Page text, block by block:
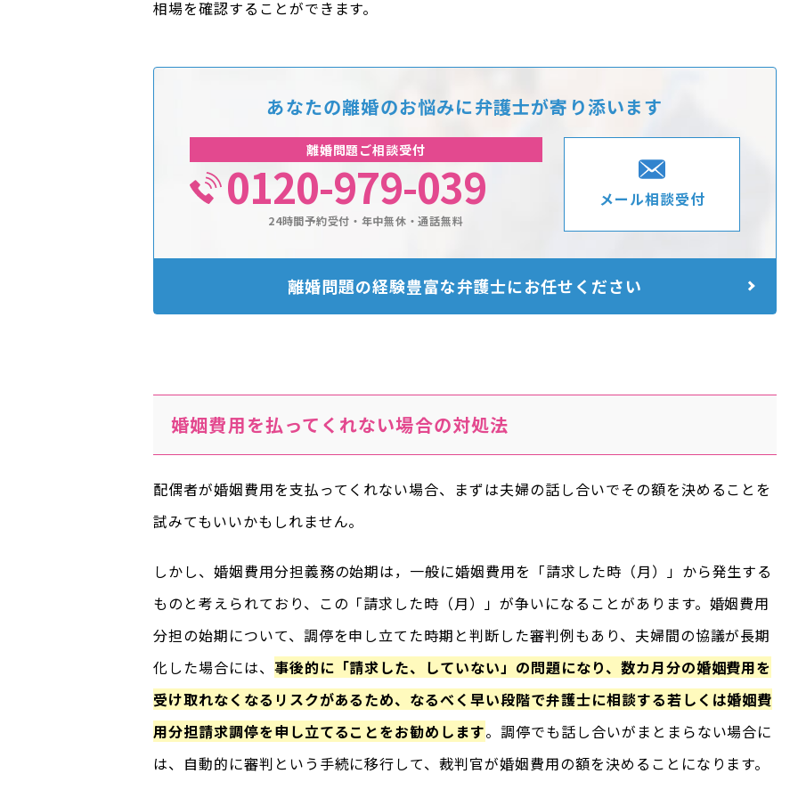
相場を確認することができます。
あなたの離婚のお悩みに弁護士が寄り添います
離婚問題ご相談受付
0120-979-039
24時間予約受付・年中無休・通話無料
メール相談受付
離婚問題の経験豊富な弁護士にお任せください
婚姻費用を払ってくれない場合の対処法
配偶者が婚姻費用を支払ってくれない場合、まずは夫婦の話し合いでその額を決めることを
試みてもいいかもしれません。
しかし、婚姻費用分担義務の始期は，一般に婚姻費用を「請求した時（月）」から発生する
ものと考えられており、この「請求した時（月）」が争いになることがあります。婚姻費用
分担の始期について、調停を申し立てた時期と判断した審判例もあり、夫婦間の協議が長期
化した場合には、 事後的に「請求した、していない」の問題になり、数カ月分の婚姻費用を
受け取れなくなるリスクがあるため、なるべく早い段階で弁護士に相談する若しくは婚姻費
用分担請求調停を申し立てることをお勧めします。調停でも話し合いがまとまらない場合に
は、自動的に審判という手続に移行して、裁判官が婚姻費用の額を決めることになります。